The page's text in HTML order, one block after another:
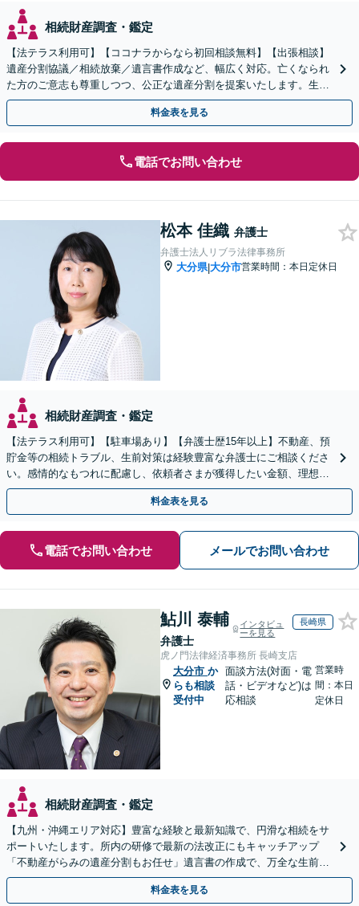
相続財産調査・鑑定
【法テラス利用可】【ココナラからなら初回相談無料】【出張相談】
遺産分割協議／相続放棄／遺言書作成など、幅広く対応。亡くなられ
た方のご意志も尊重しつつ、公正な遺産分割を提案いたします。生前
対策もぜひ弁護士にお任せください【休日・夜間面談対応】
料金表を見る
電話でお問い合わせ
松本 佳織 弁護士
弁護士法人リブラ法律事務所
大分県|大分市営業時間：本日定休日
相続財産調査・鑑定
【法テラス利用可】【駐車場あり】【弁護士歴15年以上】不動産、預
貯金等の相続トラブル、生前対策は経験豊富な弁護士にご相談くださ
い。感情的なもつれに配慮し、依頼者さまが獲得したい金額、理想の
条件で解決ができるよう、丁寧に対応します【完全個室】
料金表を見る
電話でお問い合わせ メールでお問い合わせ
鮎川 泰輔
弁護士
インタビュ
ーを見る
長崎県
虎ノ門法律経済事務所 長崎支店
大分市 か
らも相談
受付中
面談方法(対面・電
話・ビデオなど)は
応相談
営業時
間：本日
定休日
相続財産調査・鑑定
【九州・沖縄エリア対応】豊富な経験と最新知識で、円滑な相続をサ
ポートいたします。所内の研修で最新の法改正にもキャッチアップ
「不動産がらみの遺産分割もお任せ」遺言書の作成で、万全な生前対
策をおこないましょう【夜間・休日面談可】
料金表を見る